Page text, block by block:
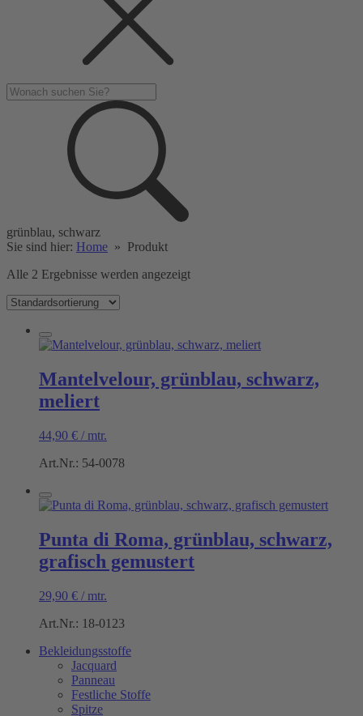
grünblau, schwarz
Sie sind hier: Home » Produkt
Alle 2 Ergebnisse werden angezeigt
Mantelvelour, grünblau, schwarz,
meliert
44,90 € / mtr.
Art.Nr.: 54-0078
Punta di Roma, grünblau, schwarz,
grafisch gemustert
29,90 € / mtr.
Art.Nr.: 18-0123
Bekleidungsstoffe
Jacquard
Panneau
Festliche Stoffe
Spitze